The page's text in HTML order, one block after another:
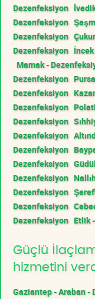
Dezenfeksiyon
Dezenfeksiyon
Dezenfeksiyon
Dezenfeksiyon
Mamak -
Dezenfeksiyon
Dezenfeksiyon
Dezenfeksiyon
Dezenfeksiyon
Dezenfeksiyon
Dezenfeksiyon
Dezenfeksiyon
Dezenfeksiyon
Dezenfeksiyon
Dezenfeksiyon
Dezenfeksiyon Etlik
Güçlü
hizmetini
Gaziantep - Araban -